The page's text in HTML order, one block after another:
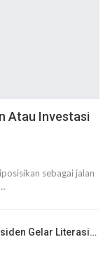
Atau Investasi
sebagai jalan
Gelar Literasi…